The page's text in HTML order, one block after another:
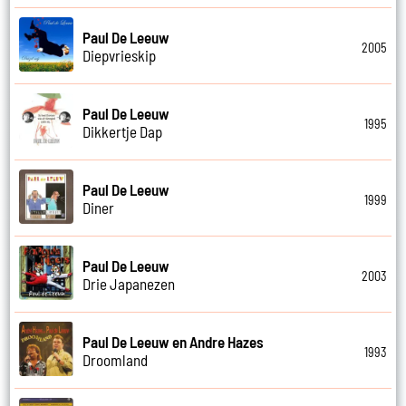
Paul De Leeuw
Diepvrieskip
2005
Paul De Leeuw
Dikkertje Dap
1995
Paul De Leeuw
Diner
1999
Paul De Leeuw
Drie Japanezen
2003
Paul De Leeuw en Andre Hazes
Droomland
1993